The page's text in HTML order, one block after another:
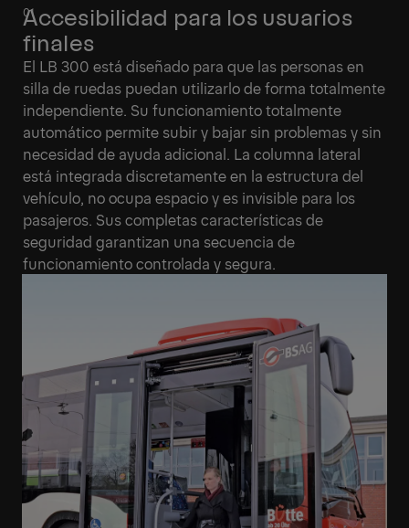
Accesibilidad para los usuarios
finales
El LB 300 está diseñado para que las personas en
silla de ruedas puedan utilizarlo de forma totalmente
independiente. Su funcionamiento totalmente
automático permite subir y bajar sin problemas y sin
necesidad de ayuda adicional. La columna lateral
está integrada discretamente en la estructura del
vehículo, no ocupa espacio y es invisible para los
pasajeros. Sus completas características de
seguridad garantizan una secuencia de
funcionamiento controlada y segura.